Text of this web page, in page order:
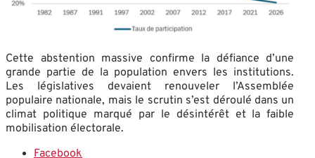
Cette abstention massive confirme la défiance d’une
grande partie de la population envers les institutions.
Les législatives devaient renouveler l’Assemblée
populaire nationale, mais le scrutin s’est déroulé dans un
climat politique marqué par le désintérêt et la faible
mobilisation électorale.
Facebook